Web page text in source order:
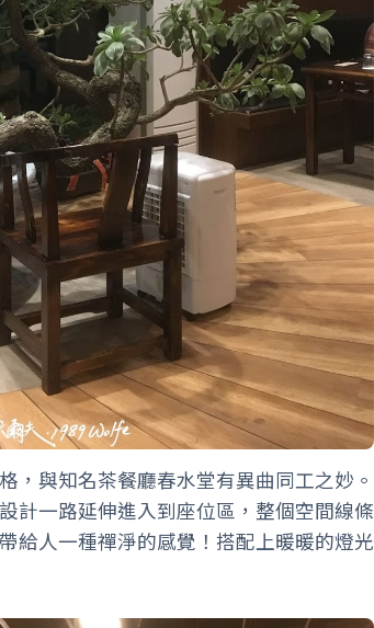
，與知名茶餐廳春水堂有異曲同工之妙。
計一路延伸進入到座位區，整個空間線條
給人一種禪淨的感覺！搭配上暖暖的燈光